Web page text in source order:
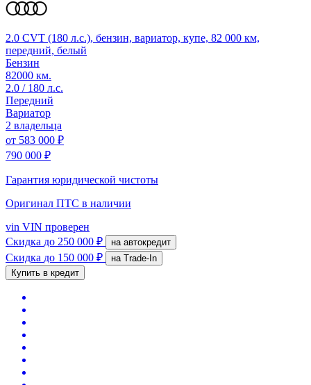
2.0 CVT (180 л.с.), бензин, вариатор, купе, 82 000 км,
передний, белый
Бензин
82000 км.
2.0 / 180 л.с.
Передний
Вариатор
2 владельца
от 583 000 ₽
790 000 ₽
Гарантия юридической чистоты
Оригинал ПТС в наличии
vin VIN проверен
Скидка до 250 000 ₽ на автокредит
Скидка до 150 000 ₽
на Trade-In
Купить в кредит